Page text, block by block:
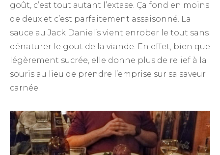
goût, c’est tout autant l’extase. Ça fond en moins
de deux et c’est parfaitement assaisonné. La
sauce au Jack Daniel’s vient enrober le tout sans
dénaturer le gout de la viande. En effet, bien que
légèrement sucrée, elle donne plus de relief à la
souris au lieu de prendre l’emprise sur sa saveur
carnée.